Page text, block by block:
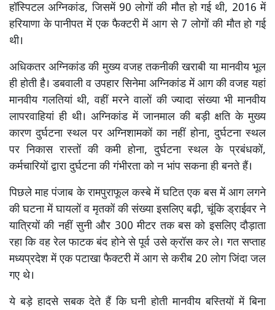
हॉस्पिटल अग्निकांड, जिसमें 90 लोगों की मौत हो गई थी, 2016 में
हरियाणा के पानीपत में एक फैक्टरी में आग से 7 लोगों की मौत हो गई
थी।
अधिकतर अग्निकांड की मुख्य वजह तकनीकी खराबी या मानवीय भूल
ही होती है। डबवाली व उपहार सिनेमा अग्निकांड में आग की वजह यहां
मानवीय गलतियां थी, वहीं मरने वालों की ज्यादा संख्या भी मानवीय
लापरवाहियां ही थी। अग्निकांड में जानमाल की बड़ी क्षति के मुख्य
कारण दुर्घटना स्थल पर अग्निशामकों का नहीं होना, दुर्घटना स्थल
पर निकास रास्तों की कमी होना, दुर्घटना स्थल के प्रबंधकों,
कर्मचारियों द्वारा दुर्घटना की गंभीरता को न भांप सकना ही बनते हैं।
पिछले माह पंजाब के रामपुराफूल कस्बे में घटित एक बस में आग लगने
की घटना में घायलों व मृतकों की संख्या इसलिए बढ़ी, चूंकि ड्राईवर ने
यात्रियों की नहीं सुनी और 300 मीटर तक बस को इसलिए दौड़ाता
रहा कि वह रेल फाटक बंद होने से पूर्व उसे क्रॉस कर ले। गत सप्ताह
मध्यप्रदेश में एक पटाखा फैक्टरी में आग से करीब 20 लोग जिंदा जल
गए थे।
ये बड़े हादसे सबक देते हैं कि घनी होती मानवीय बस्तियों में बिना